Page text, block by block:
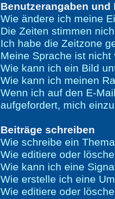
Benutzerangaben
Wie ändere ich meine
Die Zeiten stimmen
Ich habe die Zeitzone
Meine Sprache ist nicht
Wie kann ich ein Bild
Wie kann ich meinen
Wenn ich auf den E-
aufgefordert, mich
Beiträge schreiben
Wie schreibe ein
Wie editiere oder
Wie kann ich eine
Wie erstelle ich eine
Wie editiere oder